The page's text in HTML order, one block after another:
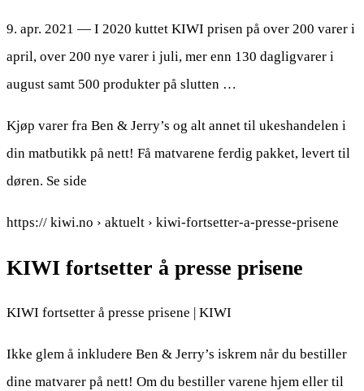
9. apr. 2021 — I 2020 kuttet KIWI prisen på over 200 varer i
april, over 200 nye varer i juli, mer enn 130 dagligvarer i
august samt 500 produkter på slutten …
Kjøp varer fra Ben & Jerry’s og alt annet til ukeshandelen i
din matbutikk på nett! Få matvarene ferdig pakket, levert til
døren. Se side
https:// kiwi.no › aktuelt › kiwi-fortsetter-a-presse-prisene
KIWI fortsetter å presse prisene
KIWI fortsetter å presse prisene | KIWI
Ikke glem å inkludere Ben & Jerry’s iskrem når du bestiller
dine matvarer på nett! Om du bestiller varene hjem eller til